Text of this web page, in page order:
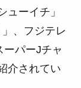
ーイチ」
、フジテレ
ーパーJチャ
介されてい